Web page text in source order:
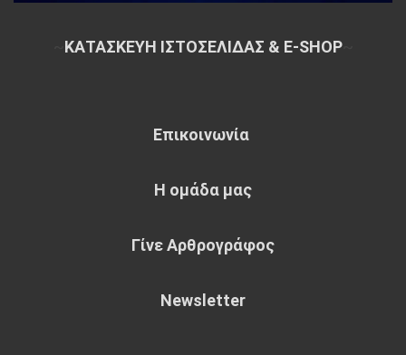
ΚΑΤΑΣΚΕΥΗ ΙΣΤΟΣΕΛΙΔΑΣ & E-SHOP~
Επικοινωνία
Η ομάδα μας
Γίνε Αρθρογράφος
Newsletter